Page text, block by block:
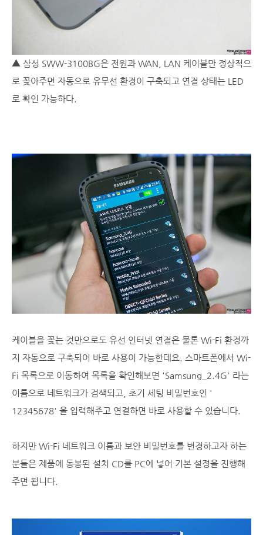
▲ 삼성 SWW-3100BG은 전원과 WAN, LAN 케이블만 정상적으
로 꽂아주면 자동으로 유무선 환경이 구축되고 연결 상태는 LED
로 확인 가능하다.
케이블을 꽂는 것만으로도 유선 인터넷 연결은 물론 Wi-Fi 환경까
지 자동으로 구축되어 바로 사용이 가능한데요. 스마트폰에서 Wi-
Fi 목록으로 이동하여 목록을 확인해보면 'Samsung_2.4G' 라는
이름으로 네트워크가 검색되고, 초기 세팅 비밀번호인 '
12345678' 을 입력해주고 연결하면 바로 사용할 수 있습니다.
하지만 Wi-Fi 네트워크 이름과 보안 비밀번호를 변경하고자 하는
분들은 제품에 동봉된 설치 CD를 PC에 넣어 기본 설정을 진행해
주면 됩니다.